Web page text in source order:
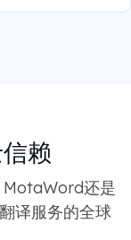
赖
MotaWord还是
译服务的全球